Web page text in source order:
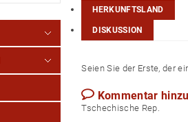
HERKUNFTSLAND
DISKUSSION
Seien Sie der Erste, der
Kommentar
Tschechische